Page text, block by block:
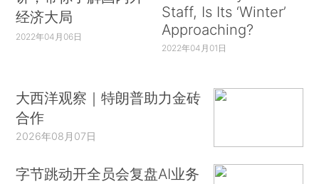
经济大局
2022年04月06日
Staff, Is Its ‘Winter’
Approaching?
2022年04月01日
大西洋观察｜特朗普助力金砖
合作
2026年08月07日
字节跳动开全员会复盘AI业务